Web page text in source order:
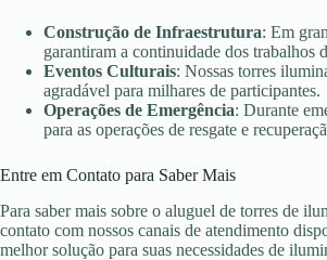
Construção de Infraestrutura: Em
garantiram a continuidade dos trabalhos
Eventos Culturais: Nossas torres
agradável para milhares de participantes.
Operações de Emergência: Durante
para as operações de resgate e
Entre em Contato para Saber Mais
Para saber mais sobre o aluguel de torres de
contato com nossos canais de atendimento
melhor solução para suas necessidades de